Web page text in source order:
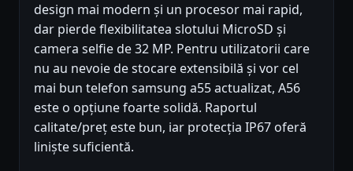
design mai modern și un procesor mai rapid,
dar pierde flexibilitatea slotului MicroSD și
camera selfie de 32 MP. Pentru utilizatorii care
nu au nevoie de stocare extensibilă și vor cel
mai bun telefon samsung a55 actualizat, A56
este o opțiune foarte solidă. Raportul
calitate/preț este bun, iar protecția IP67 oferă
liniște suficientă.